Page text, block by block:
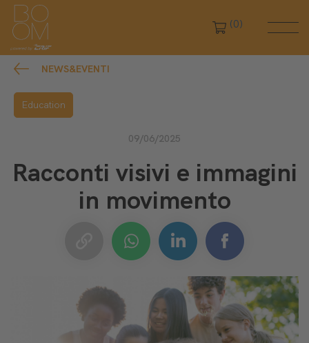
(0)
NEWS&EVENTI
Education
09/06/2025
Racconti visivi e immagini
in movimento